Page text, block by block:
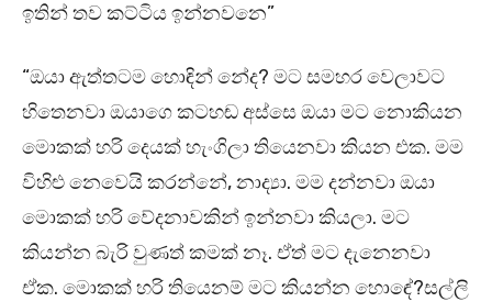
ඉතින් තව කට්ටිය ඉන්නවනෙ”
“ඔයා ඇත්තටම හොඳින් නේද? මට සමහර වෙලාවට
හිතෙනවා ඔයාගෙ කටහඬ අස්සෙ ඔයා මට නොකියන
මොකක් හරි දෙයක් හැංගිලා තියෙනවා කියන එක. මම
විහිළු නෙවෙයි කරන්නේ, නාද්‍යා. මම දන්නවා ඔයා
මොකක් හරි වේදනාවකින් ඉන්නවා කියලා. මට
කියන්න බැරි වුණත් කමක් නෑ. ඒත් මට දැනෙනවා
ඒක. මොකක් හරි තියෙනම් මට කියන්න හොඳේ?සල්ලි